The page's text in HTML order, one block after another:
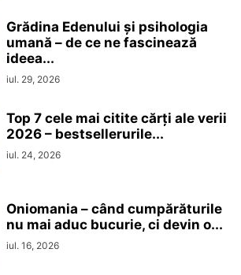
Grădina Edenului și psihologia
umană – de ce ne fascinează
ideea...
iul. 29, 2026
Top 7 cele mai citite cărți ale verii
2026 – bestsellerurile...
iul. 24, 2026
Oniomania – când cumpărăturile
nu mai aduc bucurie, ci devin o...
iul. 16, 2026